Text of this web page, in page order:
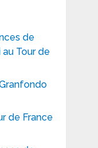
de
au Tour de
de France